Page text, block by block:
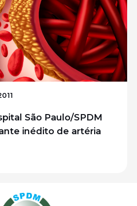
São Paulo/SPDM
inédito de artéria